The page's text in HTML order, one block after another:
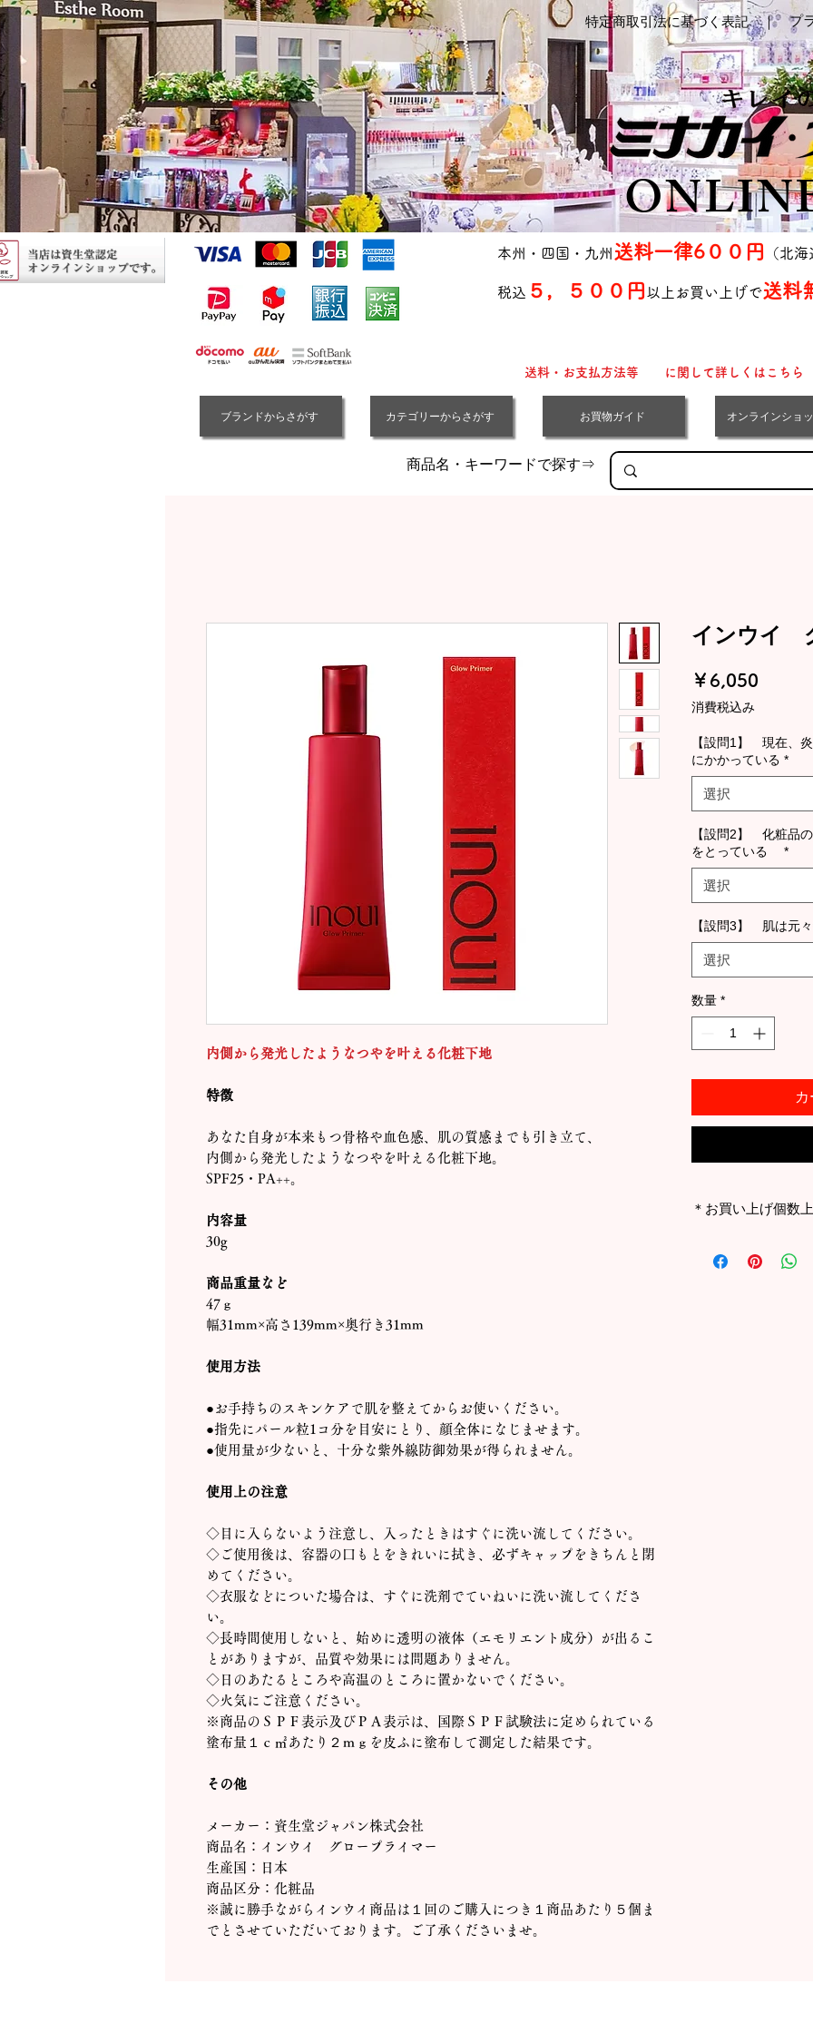
特定商取引法に基づく表記 ｜ プ
本州・四国・九州 送料一律6００円 （北
税込 ５，５００円以上お買い上げで送料
送料・お支払方法等 に関して詳しくはこちら
ブランドからさがす カテゴリーからさがす お買物ガイド オンラインショ
商品名・キーワードで探す⇒
内側から発光したようなつやを叶える化粧下地
特徴
あなた自身が本来もつ骨格や血色感、肌の質感までも引き立て、
内側から発光したようなつやを叶える化粧下地。
SPF25・PA++。
内容量
30g
商品重量など
47ｇ
幅31mm×高さ139mm×奥行き31mm
使用方法
●お手持ちのスキンケアで肌を整えてからお使いください。
●指先にパール粒1コ分を目安にとり、顔全体になじませます。
●使用量が少ないと、十分な紫外線防御効果が得られません。
使用上の注意
◇目に入らないよう注意し、入ったときはすぐに洗い流してください。
◇ご使用後は、容器の口もとをきれいに拭き、必ずキャップをきちんと閉
めてください。
◇衣服などについた場合は、すぐに洗剤でていねいに洗い流してくださ
い。
◇長時間使用しないと、始めに透明の液体（エモリエント成分）が出るこ
とがありますが、品質や効果には問題ありません。
◇日のあたるところや高温のところに置かないでください。
◇火気にご注意ください。
※商品のＳＰＦ表示及びＰＡ表示は、国際ＳＰＦ試験法に定められている
塗布量１ｃ㎡あたり２ｍｇを皮ふに塗布して測定した結果です。
その他
メーカー：資生堂ジャパン株式会社
商品名：インウイ グロープライマー
生産国：日本
商品区分：化粧品
※誠に勝手ながらインウイ商品は１回のご購入につき１商品あたり５個ま
でとさせていただいております。ご了承くださいませ。
インウイ
￥6,050
消費税込み
【設問1】 現在、
にかかっている *
選択
【設問2】 化粧品
をとっている
*
選択
【設問3】 肌は元
選択
数量 *
＊お買い上げ個数
品あたり５個までと